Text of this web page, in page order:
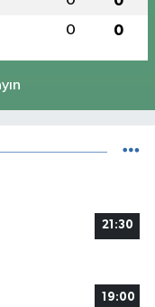
0 0
21:30
19:00